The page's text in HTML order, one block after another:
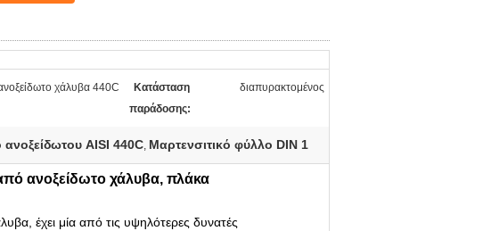
χάλυβα 440C
Κατάσταση
παράδοσης:
διαπυρακτομένος
AISI 440C, Μαρτενσιτικό φύλλο DIN 1
ανοξείδωτο χάλυβα, πλάκα
έχει μία από τις υψηλότερες δυνατές